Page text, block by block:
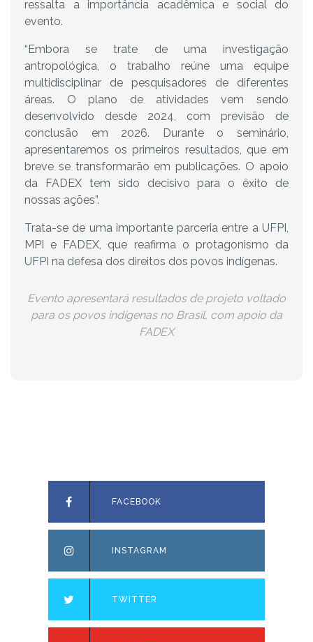
ressalta a importância acadêmica e social do
evento.
“Embora se trate de uma investigação
antropológica, o trabalho reúne uma equipe
multidisciplinar de pesquisadores de diferentes
áreas. O plano de atividades vem sendo
desenvolvido desde 2024, com previsão de
conclusão em 2026. Durante o seminário,
apresentaremos os primeiros resultados, que em
breve se transformarão em publicações. O apoio
da FADEX tem sido decisivo para o êxito de
nossas ações”.
Trata-se de uma importante parceria entre a UFPI,
MPI e FADEX, que reafirma o protagonismo da
UFPI na defesa dos direitos dos povos indígenas.
Evento apresentará resultados de projeto voltado
para os povos indígenas no Brasil, com apoio da
FADEX
FACEBOOK
INSTAGRAM
TWITTER